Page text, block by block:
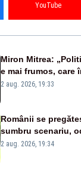
YouTube
Miron Mitrea:
e mai frumos, care
țipă mai tare, ci pe
2 aug. 2026, 19:33
Românii se
sumbru scenariu,
energetică
2 aug. 2026, 19:34